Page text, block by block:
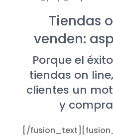
Tiendas
venden:
Porque el
tiendas on
clientes un
y
[/